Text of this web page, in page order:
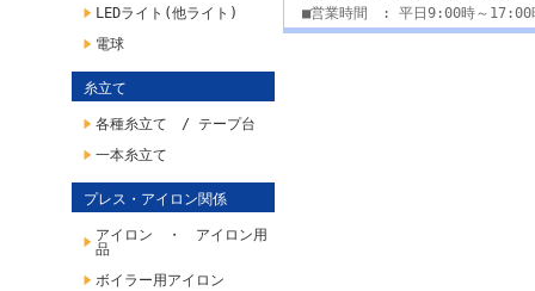
LEDライト(他ライト)
電球
糸立て
各種糸立て / テープ台
一本糸立て
プレス・アイロン関係
アイロン ・ アイロン用
品
ボイラー用アイロン
■営業時間 : 平日9:00時～17:00